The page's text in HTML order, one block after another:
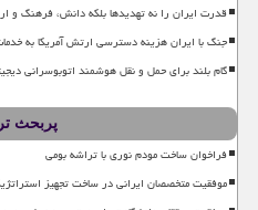
قدرت ایران را نه تهدیدها بلکه دانش، فرهنگ و
جنگ با ایران هزینه دسترسی ارتش آمریکا به
گام بلند برای حمل و نقل هوشمند اتوبوسرانی دیجیتال به ۵
پربحث
فراخوان ساخت مودم نوری با تراشه بومی
موفقیت متخصصان ایرانی در ساخت تجهیز